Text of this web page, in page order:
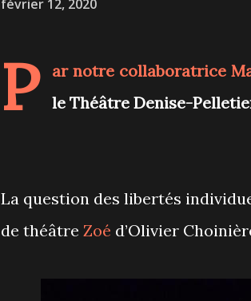
février 12, 2020
P ar notre collaboratrice
le Théâtre Denise-
La question des libertés
de théâtre Zoé d’Olivier